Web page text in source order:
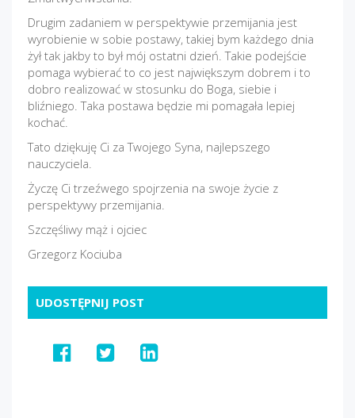
Drugim zadaniem w perspektywie przemijania jest
wyrobienie w sobie postawy, takiej bym każdego dnia
żył tak jakby to był mój ostatni dzień. Takie podejście
pomaga wybierać to co jest największym dobrem i to
dobro realizować w stosunku do Boga, siebie i
bliźniego. Taka postawa będzie mi pomagała lepiej
kochać.
Tato dziękuję Ci za Twojego Syna, najlepszego
nauczyciela.
Życzę Ci trzeźwego spojrzenia na swoje życie z
perspektywy przemijania.
Szczęśliwy mąż i ojciec
Grzegorz Kociuba
UDOSTĘPNIJ POST